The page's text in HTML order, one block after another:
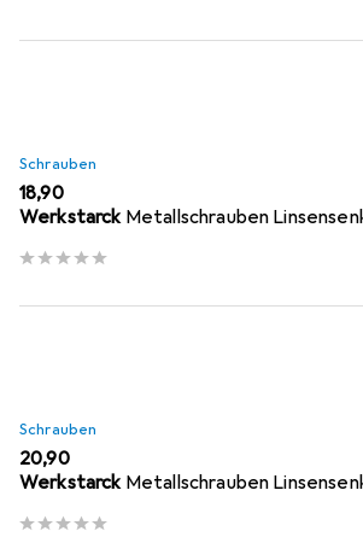
Schrauben
EUR
18,90
Werkstarck Metallschrauben
Schrauben
EUR
20,90
Werkstarck Metallschrauben